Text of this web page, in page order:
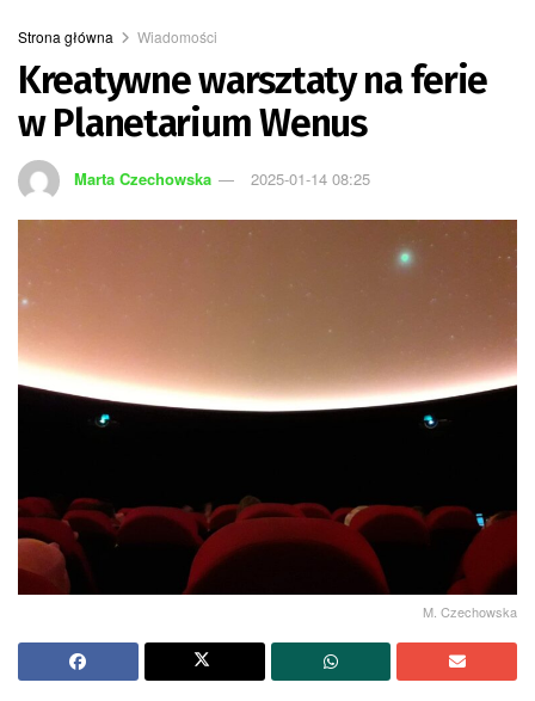
Strona główna Wiadomości
Kreatywne warsztaty na ferie
w Planetarium Wenus
Marta Czechowska 2025-01-14 08:25
M. Czechowska